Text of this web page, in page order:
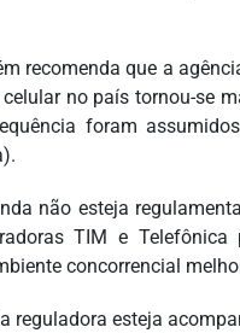
recomenda que a
no país tornou-se
foram
não esteja
TIM e Telefônica
concorrencial
reguladora esteja